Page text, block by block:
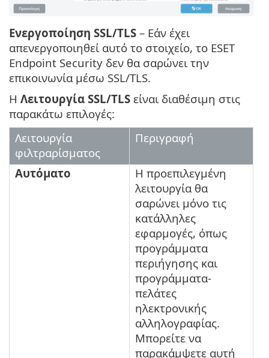
Ενεργοποίηση SSL/TLS – Εάν έχει
απενεργοποιηθεί αυτό το στοιχείο, το ESET
Endpoint Security δεν θα σαρώνει την
επικοινωνία μέσω SSL/TLS.
Η Λειτουργία SSL/TLS είναι διαθέσιμη στις
παρακάτω επιλογές:
Λειτουργία
φιλτραρίσματος
Περιγραφή
Αυτόματο
Η προεπιλεγμένη
λειτουργία θα
σαρώνει μόνο τις
κατάλληλες
εφαρμογές, όπως
προγράμματα
περιήγησης και
προγράμματα-
πελάτες
ηλεκτρονικής
αλληλογραφίας.
Μπορείτε να
παρακάμψετε αυτή